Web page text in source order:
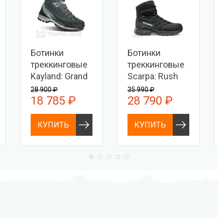
Ботинки
треккинговые
Kayland: Grand
Tour W'S GTX
28 900 ₽
18 785 ₽
КУПИТЬ
Ботинки
треккинговые
Scarpa: Rush
Polar GTX
35 990 ₽
28 790 ₽
КУПИТЬ